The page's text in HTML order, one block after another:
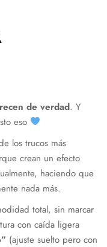
de verdad. Y
eso
los trucos más
crean un efecto
haciendo que
nada más.
total, sin marcar
con caída ligera
(ajuste suelto pero con